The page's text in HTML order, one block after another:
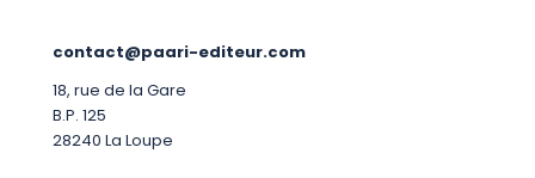
contact@paari-editeur.com
18, rue de la Gare
B.P. 125
28240 La Loupe